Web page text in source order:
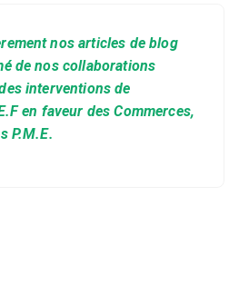
nos articles de blog
de nos collaborations
interventions de
en faveur des Commerces,
P.M.E.